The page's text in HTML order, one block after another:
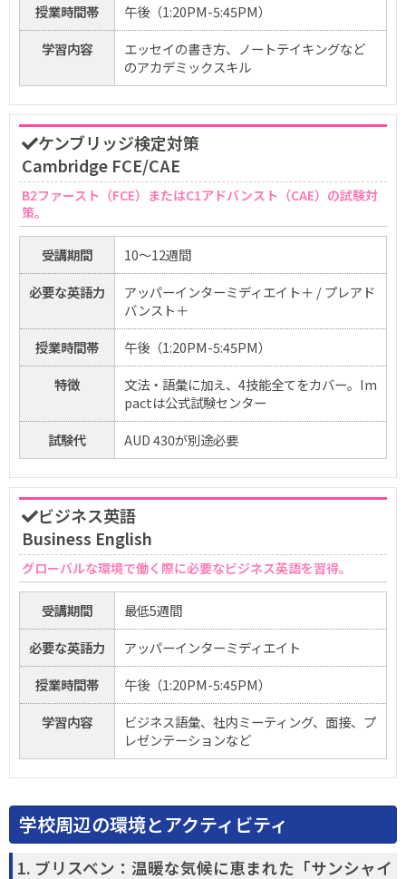
授業時間帯
午後（1:20PM-5:45PM）
学習内容
エッセイの書き方、ノートテイキングなど
のアカデミックスキル
ケンブリッジ検定対策
Cambridge FCE/CAE
B2ファースト（FCE）またはC1アドバンスト（CAE）の試験対
策。
受講期間
10〜12週間
必要な英語力
アッパーインターミディエイト＋ / プレアド
バンスト＋
授業時間帯
午後（1:20PM-5:45PM）
特徴
文法・語彙に加え、4技能全てをカバー。Im
pactは公式試験センター
試験代
AUD 430が別途必要
ビジネス英語
Business English
グローバルな環境で働く際に必要なビジネス英語を習得。
受講期間
最低5週間
必要な英語力
アッパーインターミディエイト
授業時間帯
午後（1:20PM-5:45PM）
学習内容
ビジネス語彙、社内ミーティング、面接、プ
レゼンテーションなど
学校周辺の環境とアクティビティ
1. ブリスベン：温暖な気候に恵まれた「サンシャイ